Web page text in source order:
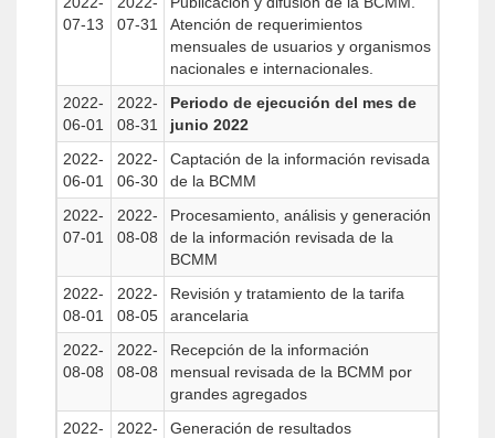
07-13
07-31
Atención de requerimientos
mensuales de usuarios y organismos
nacionales e internacionales.
2022-
06-01
2022-
08-31
Periodo de ejecución del mes de
junio 2022
2022-
06-01
2022-
06-30
Captación de la información revisada
de la BCMM
2022-
07-01
2022-
08-08
Procesamiento, análisis y generación
de la información revisada de la
BCMM
2022-
08-01
2022-
08-05
Revisión y tratamiento de la tarifa
arancelaria
2022-
08-08
2022-
08-08
Recepción de la información
mensual revisada de la BCMM por
grandes agregados
2022-
2022-
Generación de resultados